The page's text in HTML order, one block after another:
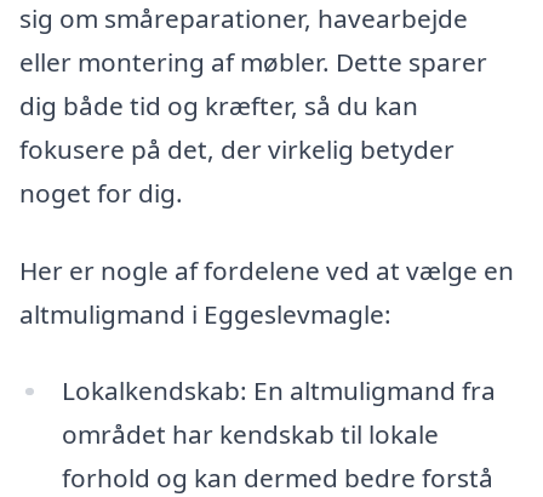
sig om småreparationer, havearbejde
eller montering af møbler. Dette sparer
dig både tid og kræfter, så du kan
fokusere på det, der virkelig betyder
noget for dig.
Her er nogle af fordelene ved at vælge en
altmuligmand i Eggeslevmagle:
Lokalkendskab: En altmuligmand fra
området har kendskab til lokale
forhold og kan dermed bedre forstå